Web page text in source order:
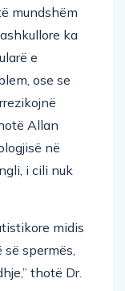
ka
e
ose se
Allan
në
i cili nuk
spermës,
thotë Dr.
rrezatimi